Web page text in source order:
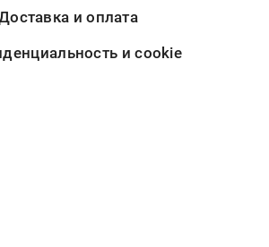
и оплата
и cookie